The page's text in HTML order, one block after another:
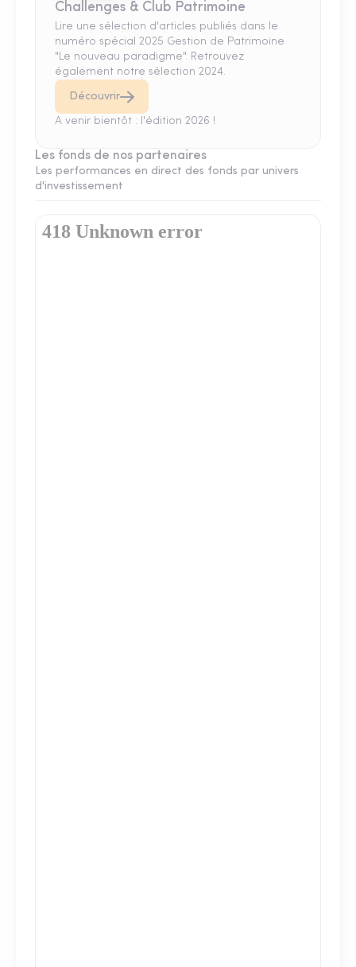
Challenges & Club Patrimoine
Lire une sélection d'articles publiés dans le
numéro spécial 2025 Gestion de Patrimoine
"Le nouveau paradigme". Retrouvez
également notre sélection 2024.
Découvrir
A venir bientôt : l'édition 2026 !
Les fonds de nos partenaires
Les performances en direct des fonds par univers
d'investissement